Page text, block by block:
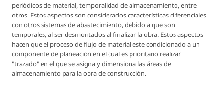
periódicos de material, temporalidad de almacenamiento, entre
otros. Estos aspectos son considerados características diferenciales
con otros sistemas de abastecimiento, debido a que son
temporales, al ser desmontados al finalizar la obra. Estos aspectos
hacen que el proceso de flujo de material este condicionado a un
componente de planeación en el cual es prioritario realizar
"trazado" en el que se asigna y dimensiona las áreas de
almacenamiento para la obra de construcción.